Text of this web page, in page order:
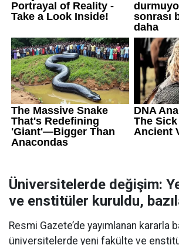
Üniversitelerde değişim:
ve enstitüler kuruldu,
Resmi Gazete’de yayımlanan kararla
üniversitelerde yeni fakülte ve